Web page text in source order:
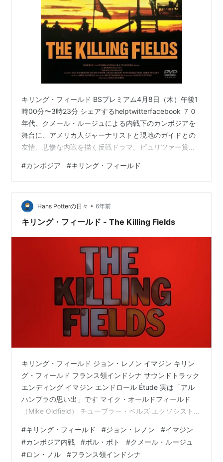
キリング・フィールド BSプレミアム4月8日（木）午後1
時00分〜3時23分 シェアするhelptwitterfacebook ７０
年代、クメール・ルージュによる内戦下のカンボジアを
舞台に、アメリカ人ジャーナリストと現地のガイドとの
友情、悲惨な内戦を描く反戦ドラマ。ピュリツァー賞を
を、イギリスのローランド・ジョフィ監督が映画化。実
際に難民で、演技経験のなかったカンボジア出身のハイ
ン・Ｓ・ニョールがガイドを力強く演じ、アカデミー助
演男優賞を受賞。撮影賞・編集賞にも輝いた名作。
www.nhk.or.jp キリング・フィールド HDニューマスター
#カンボジア #キリング・フィールド
Hans Potterの日々 • 6年前
キリング・フィールド - The Killing Fields
キリング・フィールド ジョン・レノン イマジン キリン
グ・フィールド フランス領インドシナ サウンドトラック
エンディング イマジン エンドロール Étude 実は「アル
ハンブラの思い出」です マイク・オールドフィールド
（Mike Oldfield） チューブラー・ベルズ エクソシスト
ョン・レノン イマジン 昨日（5月19日）、ミニトマトに
防虫ネットをかけて家に入り、テレビを点けたらジョ
ン・レノンのイマジンが流れています。 The Killing
#キリング・フィールド #ジョン・レノン #イマジン
#カンボジア内戦 #ポル・ポト #クメール・ルージュ
#ロン・ノル #フランス領インドシナ